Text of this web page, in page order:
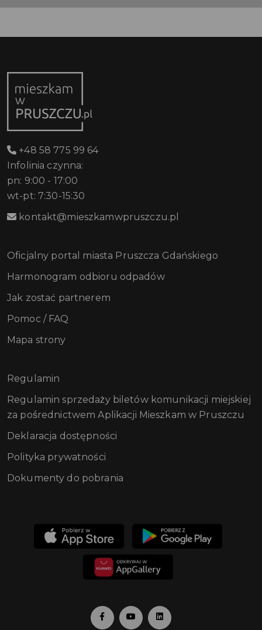
+48 58 775 99 64
Infolinia czynna:
pn: 9:00 - 17:00
wt-pt: 7:30-15:30
kontakt@mieszkamwpruszczu.pl
Oficjalny portal miasta Pruszcza Gdańskiego
Harmonogram odbioru odpadów
Jak zostać partnerem
Pomoc / FAQ
Mapa strony
Regulamin
Regulamin sprzedaży biletów komunikacji miejskiej
za pośrednictwem Aplikacji Mieszkam w Pruszczu
Deklaracja dostępności
Polityka prywatności
Dokumenty do pobrania